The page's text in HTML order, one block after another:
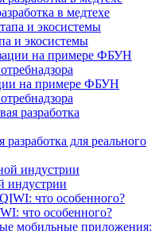
в медтехе
и экосистемы
на примере ФБУН
для реального
индустрии
что особенного?